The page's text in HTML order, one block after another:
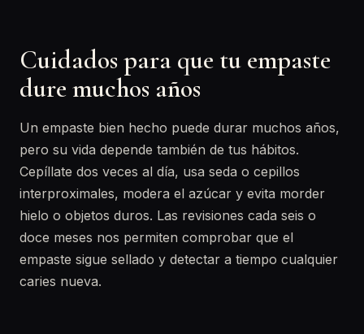
Cuidados para que tu empaste
dure muchos años
Un empaste bien hecho puede durar muchos años,
pero su vida depende también de tus hábitos.
Cepíllate dos veces al día, usa seda o cepillos
interproximales, modera el azúcar y evita morder
hielo o objetos duros. Las revisiones cada seis o
doce meses nos permiten comprobar que el
empaste sigue sellado y detectar a tiempo cualquier
caries nueva.